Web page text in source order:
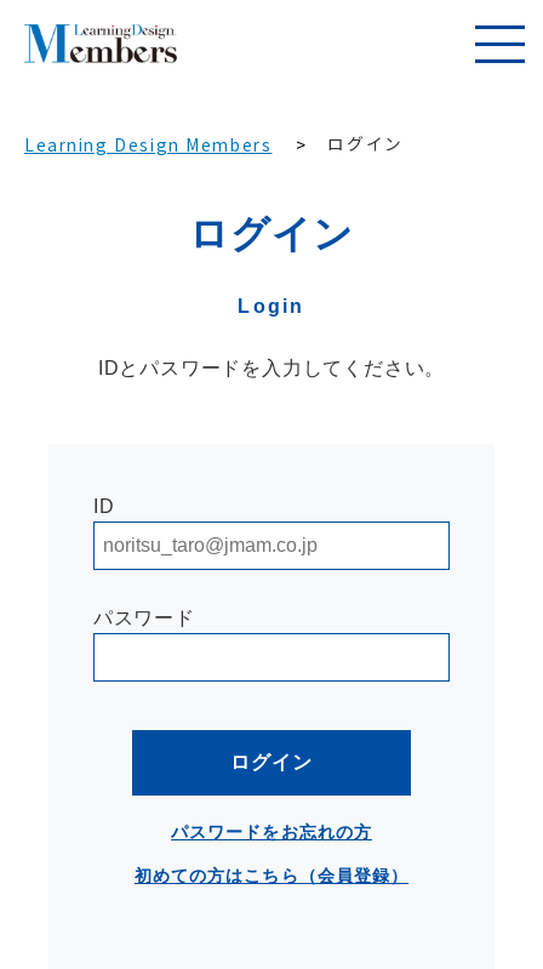
Learning Design Members ログイン
ログイン
Login
IDとパスワードを入力してください。
ID
パスワード
ログイン
パスワードをお忘れの方
初めての方はこちら（会員登録）